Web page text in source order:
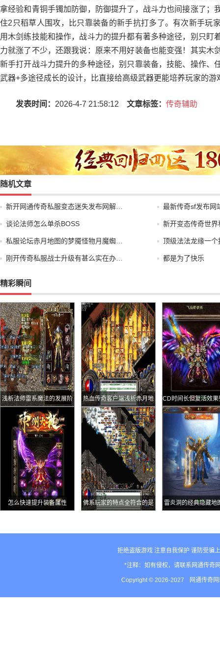
拿经验和青铜手镯加防御，防御提升了，战斗力也间接涨了；
住2只稻草人围攻，比只靠装备的新手抗打多了。有次新手玩
用木剑练技能和操作，战斗力的提升都有著多种途径，别只盯
力就涨了不少，还跟我说：原来不用好装备也能变强！其实木
新手打开战斗力提升的多种途径，别只靠装备，技能、操作、
武器+多途径成长的设计，比直接给高级武器更能培养玩家的游
发表时间： 2026-4-7 21:58:12 文章标签： 传奇辅助
随机文章
新开网通传奇私服变态迷失发布网解… 最新传奇sf发布网
谈论法师怎么单杀BOSS 新开变态传奇世
私服论坛赤月地图的梦魇怪物月魔蜘… 顶级法法龙缘一
刚开传奇私服战士升级有甚么实在办… 都是为了快乐
精彩瞬间
浅析法师雷系魔法的发展阶
段
热血传奇客户端浅析赤月地
图的三大难难怪那里被称为
“禁地”
CD时间长但复活效果
活戒指的装备
怎么快速提升装备属性 佛系玩家的特点全符合的是 雷炎洞的经典隐藏地
拒绝盗版游戏 注意自我保护 谨防受骗
*注释：如有侵权，请联系网通传奇
Copyright © 2026-2027 网通传奇